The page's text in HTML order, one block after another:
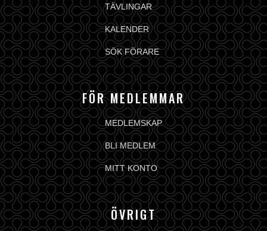
TÄVLINGAR
KALENDER
SÖK FÖRARE
FÖR MEDLEMMAR
MEDLEMSKAP
BLI MEDLEM
MITT KONTO
ÖVRIGT